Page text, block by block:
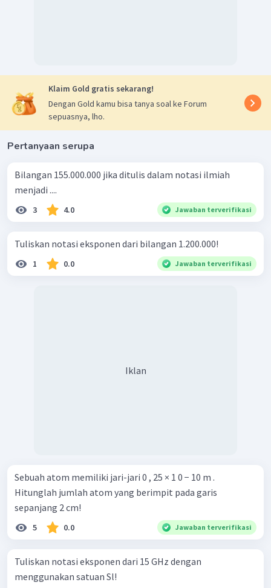
Klaim Gold gratis sekarang!
Dengan Gold kamu bisa tanya soal ke Forum
sepuasnya, lho.
Pertanyaan serupa
Bilangan 155.000.000 jika ditulis dalam notasi ilmiah
menjadi ....
3 4.0 Jawaban terverifikasi
Tuliskan notasi eksponen dari bilangan 1.200.000!
1 0.0 Jawaban terverifikasi
Iklan
Sebuah atom memiliki jari-jari 0 , 25 × 1 0 − 10 m .
Hitunglah jumlah atom yang berimpit pada garis
sepanjang 2 cm!
5 0.0 Jawaban terverifikasi
Tuliskan notasi eksponen dari 15 GHz dengan
menggunakan satuan Sl!